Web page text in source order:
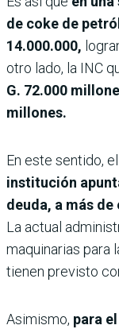
de coke de
14.000.000,
otro lado, la INC
G. 72.000
millones.
En este sentido,
institución
deuda, a más
La actual
maquinarias para
tienen previsto
Asimismo, para